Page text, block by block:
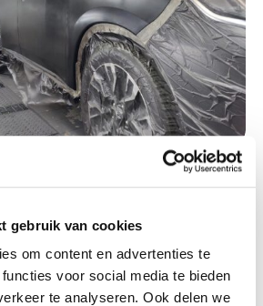
gebruik van cookies
om content en advertenties te
voor social media te bieden
te analyseren. Ook delen we
mijn grijze pak. We meten en mengen de
bezig.
om te doen, maar beide werkzaamheden
de auto uit de spuiterij komt, ziet deze er